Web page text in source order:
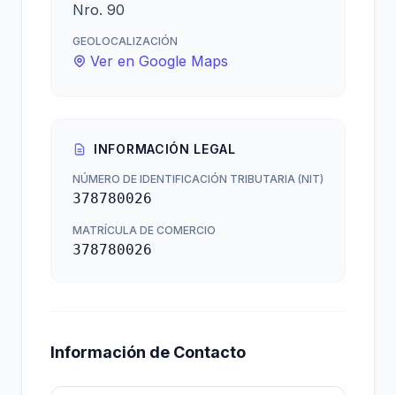
Nro. 90
GEOLOCALIZACIÓN
Ver en Google Maps
INFORMACIÓN LEGAL
NÚMERO DE IDENTIFICACIÓN TRIBUTARIA (NIT)
378780026
MATRÍCULA DE COMERCIO
378780026
Información de Contacto